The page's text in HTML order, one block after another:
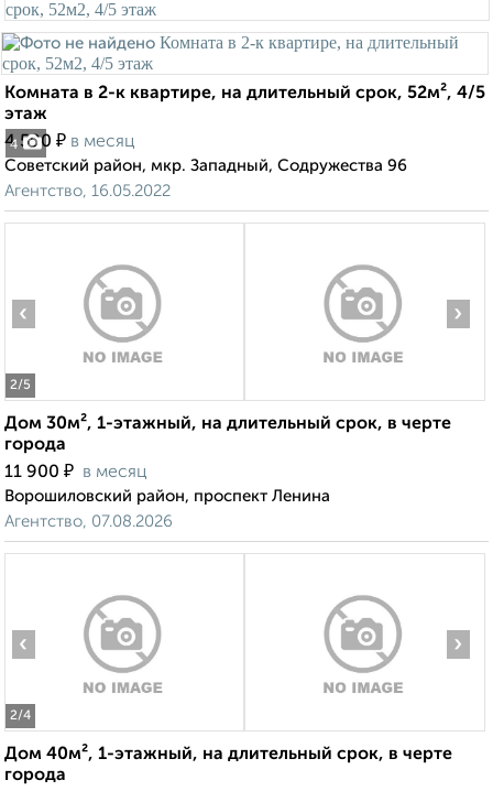
4
Комната в 2-к квартире, на длительный срок, 52м², 4/5
этаж
4 500 ₽ в месяц
Советский район, мкр. Западный, Содружества 96
Агентство, 16.05.2022
2/5
‹ ›
Дом 30м², 1-этажный, на длительный срок, в черте
города
11 900 ₽ в месяц
Ворошиловский район, проспект Ленина
Агентство, 07.08.2026
2/4
‹ ›
Дом 40м², 1-этажный, на длительный срок, в черте
города